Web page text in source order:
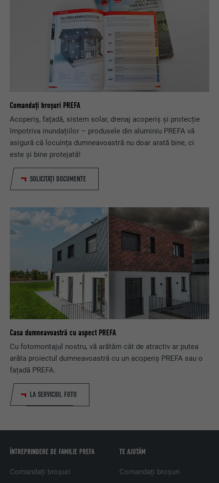
Comandați broșuri PREFA
Acoperiș, fațadă, sistem solar, drenaj acoperiș și protecție
împotriva inundațiilor – produsele din aluminiu PREFA vă
asigură că locuința dumneavoastră nu doar arată bine, ci
este și bine protejată!
SOLICITAȚI DOCUMENTE
Casa dumneavoastră cu aspect PREFA
Cu fotomontajul nostru, vă arătăm cât de atractiv ar putea
arăta proiectul dumneavoastră cu un acoperiș PREFA sau o
fațadă PREFA.
LA SERVICIUL FOTO
ÎNTREPRINDERE DE FAMILIE PREFA
Comandați broșuri
TE AJUTĂM
Comandați broșuri